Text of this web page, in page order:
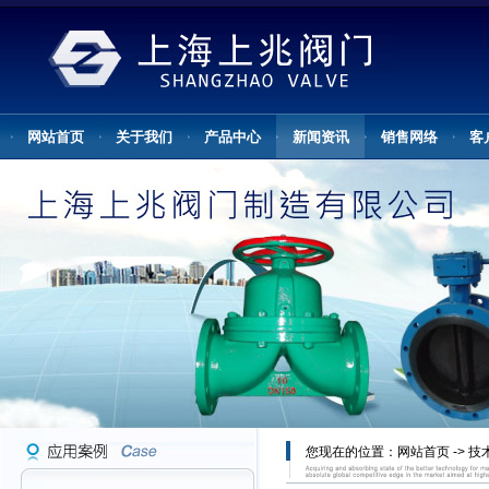
网站首页 关于我们 产品中心 新闻资讯 销售网络 客
您现在的位置： 网站首页 -> 技